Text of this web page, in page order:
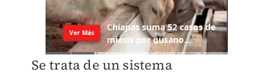
Se trata de un sistema